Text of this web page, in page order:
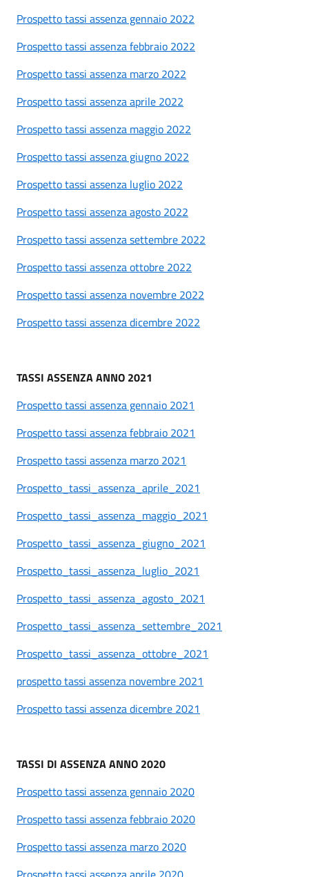
Prospetto tassi assenza gennaio 2022
Prospetto tassi assenza febbraio 2022
Prospetto tassi assenza marzo 2022
Prospetto tassi assenza aprile 2022
Prospetto tassi assenza maggio 2022
Prospetto tassi assenza giugno 2022
Prospetto tassi assenza luglio 2022
Prospetto tassi assenza agosto 2022
Prospetto tassi assenza settembre 2022
Prospetto tassi assenza ottobre 2022
Prospetto tassi assenza novembre 2022
Prospetto tassi assenza dicembre 2022
TASSI ASSENZA ANNO 2021
Prospetto tassi assenza gennaio 2021
Prospetto tassi assenza febbraio 2021
Prospetto tassi assenza marzo 2021
Prospetto_tassi_assenza_aprile_2021
Prospetto_tassi_assenza_maggio_2021
Prospetto_tassi_assenza_giugno_2021
Prospetto_tassi_assenza_luglio_2021
Prospetto_tassi_assenza_agosto_2021
Prospetto_tassi_assenza_settembre_2021
Prospetto_tassi_assenza_ottobre_2021
prospetto tassi assenza novembre 2021
Prospetto tassi assenza dicembre 2021
TASSI DI ASSENZA ANNO 2020
Prospetto tassi assenza gennaio 2020
Prospetto tassi assenza febbraio 2020
Prospetto tassi assenza marzo 2020